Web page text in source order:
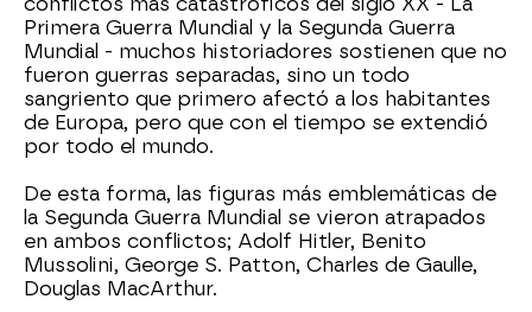
Primera Guerra Mundial y la Segunda Guerra
Mundial - muchos historiadores sostienen que no
fueron guerras separadas, sino un todo
sangriento que primero afectó a los habitantes
de Europa, pero que con el tiempo se extendió
por todo el mundo.
De esta forma, las figuras más emblemáticas de
la Segunda Guerra Mundial se vieron atrapados
en ambos conflictos; Adolf Hitler, Benito
Mussolini, George S. Patton, Charles de Gaulle,
Douglas MacArthur.